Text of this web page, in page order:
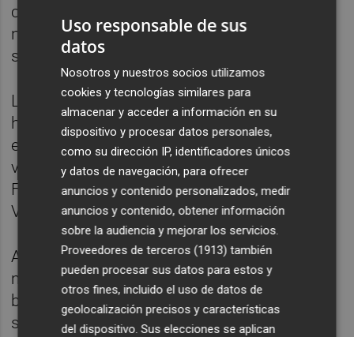
contratación de tarjetas bancarias a su
nombre, así como cargos fraudulentos en
sus cuentas.
Los agentes comprobaron que en los
hechos denunciados el modus operandi era
el mismo y averiguaron que todas las
víctimas tenían algún vínculo con la
Federación de Fútbol de la Comunitat
Valenciana.
Además, la Federación denunciaba la
manipulación de 82 de las cuentas
bancarias en las que los árbitros cobraban
sus honorarios.
Uso responsable de sus
datos
Nosotros y nuestros socios utilizamos
cookies y tecnologías similares para
almacenar y acceder a información en su
dispositivo y procesar datos personales,
como su dirección IP, identificadores únicos
y datos de navegación, para ofrecer
anuncios y contenido personalizados, medir
anuncios y contenido, obtener información
sobre la audiencia y mejorar los servicios.
Proveedores de terceros (1913) también
pueden procesar sus datos para estos y
otros fines, incluido el uso de datos de
geolocalización precisos y características
del dispositivo. Sus elecciones se aplican